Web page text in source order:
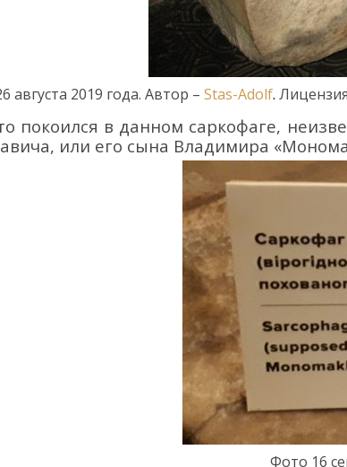
6 августа 2019 года. Автор – Stas-Adolf. Лицензия
покоился в данном саркофаге,
или его сына Владимира «
Фото 16